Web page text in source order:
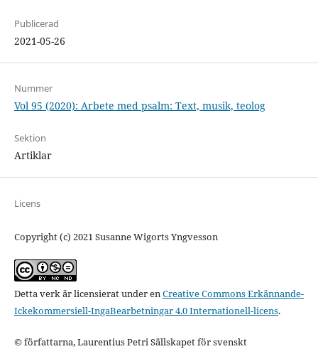
Publicerad
2021-05-26
Nummer
Vol 95 (2020): Arbete med psalm: Text, musik, teolog
Sektion
Artiklar
Licens
Copyright (c) 2021 Susanne Wigorts Yngvesson
Detta verk är licensierat under en Creative Commons Erkännande-
Ickekommersiell-IngaBearbetningar 4.0 Internationell-licens.
© författarna, Laurentius Petri Sällskapet för svenskt